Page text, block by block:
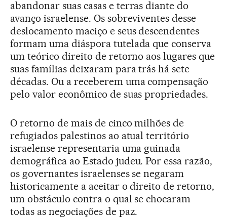
abandonar suas casas e terras diante do
avanço israelense. Os sobreviventes desse
deslocamento maciço e seus descendentes
formam uma diáspora tutelada que conserva
um teórico direito de retorno aos lugares que
suas famílias deixaram para trás há sete
décadas. Ou a receberem uma compensação
pelo valor econômico de suas propriedades.
O retorno de mais de cinco milhões de
refugiados palestinos ao atual território
israelense representaria uma guinada
demográfica ao Estado judeu. Por essa razão,
os governantes israelenses se negaram
historicamente a aceitar o direito de retorno,
um obstáculo contra o qual se chocaram
todas as negociações de paz.